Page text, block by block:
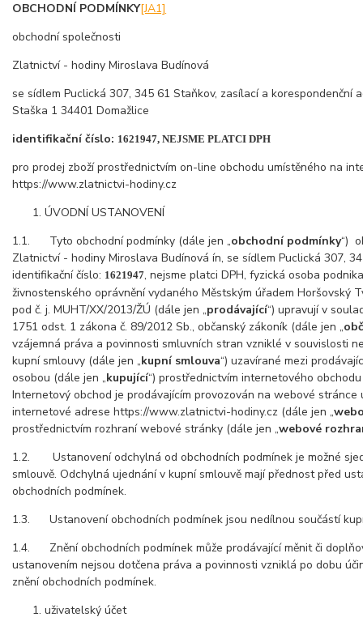
OBCHODNÍ PODMÍNKY[JA1]
obchodní společnosti
Zlatnictví - hodiny Miroslava Budínová
se sídlem Puclická 307, 345 61 Staňkov, zasílací a korespondenční
Staška 1 34401 Domažlice
identifikační číslo: 1621947, NEJSME PLATCI DPH
pro prodej zboží prostřednictvím on-line obchodu umístěného na
https://www.zlatnictvi-hodiny.cz
ÚVODNÍ USTANOVENÍ
1.1. Tyto obchodní podmínky (dále jen „obchodní podmínky“)
Zlatnictví - hodiny Miroslava Budínová ín, se sídlem Puclická 307,
identifikační číslo: 1621947, nejsme platci DPH, fyzická osoba
živnostenského oprávnění vydaného Městským úřadem Horšovský
pod č. j. MUHT/XX/2013/ŽÚ (dále jen „prodávající“) upravují v
1751 odst. 1 zákona č. 89/2012 Sb., občanský zákoník (dále jen „
vzájemná práva a povinnosti smluvních stran vzniklé v souvislosti
kupní smlouvy (dále jen „kupní smlouva“) uzavírané mezi
osobou (dále jen „kupující“) prostřednictvím internetového
Internetový obchod je prodávajícím provozován na webové stránce
internetové adrese https://www.zlatnictvi-hodiny.cz (dále jen „
prostřednictvím rozhraní webové stránky (dále jen „webové
1.2. Ustanovení odchylná od obchodních podmínek je možné
smlouvě. Odchylná ujednání v kupní smlouvě mají přednost před
obchodních podmínek.
1.3. Ustanovení obchodních podmínek jsou nedílnou součástí
1.4. Znění obchodních podmínek může prodávající měnit či
ustanovením nejsou dotčena práva a povinnosti vzniklá po dobu
znění obchodních podmínek.
uživatelský účet